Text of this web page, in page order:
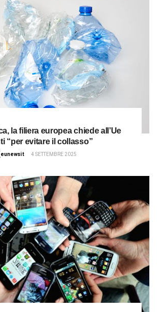
la filiera europea chiede all’Ue
“per evitare il collasso”
eunewsit 4 SETTEMBRE 2025